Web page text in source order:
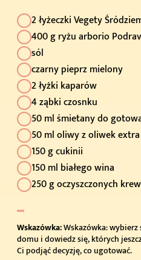
2 łyżeczki Vegety
400 g ryżu arborio
sól
czarny pieprz mielony
2 łyżki kaparów
4 ząbki czosnku
50 ml śmietany do
50 ml oliwy z oliwek
150 g cukinii
150 ml białego wina
250 g oczyszczonych
Wskazówka:Wskazówka:
domu i dowiedz się, których
Ci podjąć decyzję, co ugotować.